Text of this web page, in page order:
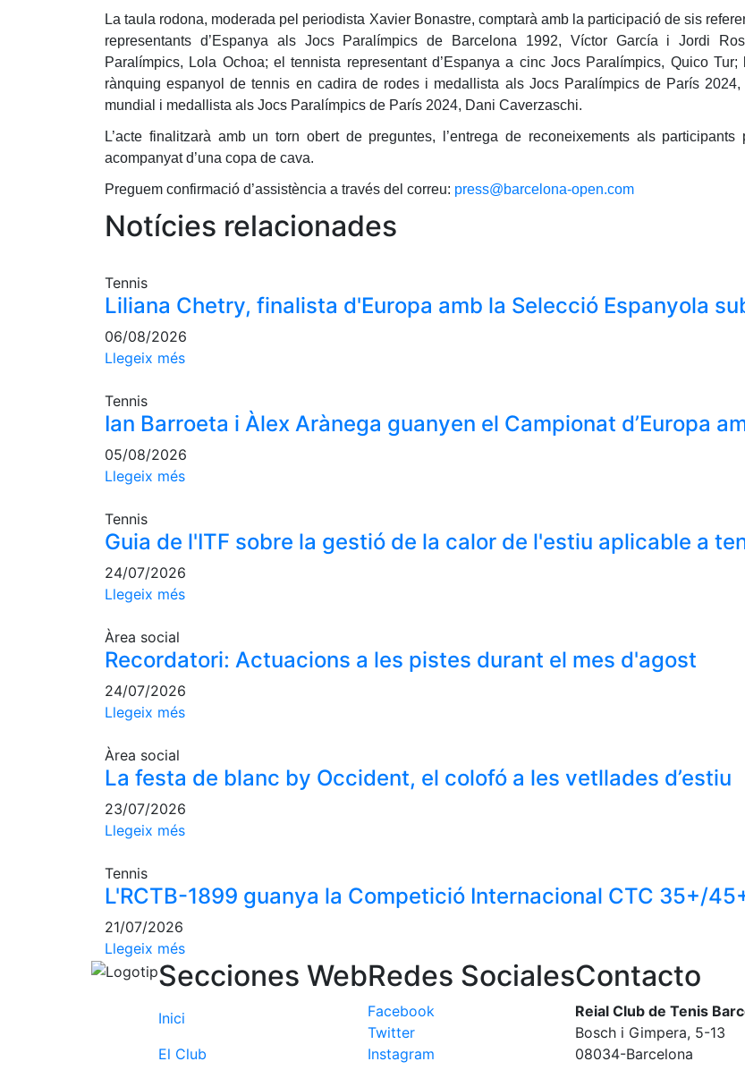
La taula rodona, moderada pel periodista Xavier Bonastre, comptarà amb la participació de sis
representants d’Espanya als Jocs Paralímpics de Barcelona 1992, Víctor García i Jordi
Paralímpics, Lola Ochoa; el tennista representant d’Espanya a cinc Jocs Paralímpics, Quico
rànquing espanyol de tennis en cadira de rodes i medallista als Jocs Paralímpics de París
mundial i medallista als Jocs Paralímpics de París 2024, Dani Caverzaschi.
L’acte finalitzarà amb un torn obert de preguntes, l’entrega de reconeixements als
acompanyat d’una copa de cava.
Preguem confirmació d’assistència a través del correu: press@barcelona-open.com
Notícies relacionades
Tennis
Liliana Chetry, finalista d'Europa amb la Selecció Espanyola
06/08/2026
Llegeix més
Tennis
Ian Barroeta i Àlex Arànega guanyen el Campionat d’Europa
05/08/2026
Llegeix més
Tennis
Guia de l'ITF sobre la gestió de la calor de l'estiu aplicable a
24/07/2026
Llegeix més
Àrea social
Recordatori: Actuacions a les pistes durant el mes d'agost
24/07/2026
Llegeix més
Àrea social
La festa de blanc by Occident, el colofó a les vetllades d’estiu
23/07/2026
Llegeix més
Tennis
L'RCTB-1899 guanya la Competició Internacional CTC 35+/
21/07/2026
Llegeix més
Secciones Web
Inici
El Club
Redes Sociales
Facebook
Twitter
Instagram
Contacto
Reial Club de Tenis
Bosch i Gimpera, 5-13
08034-Barcelona